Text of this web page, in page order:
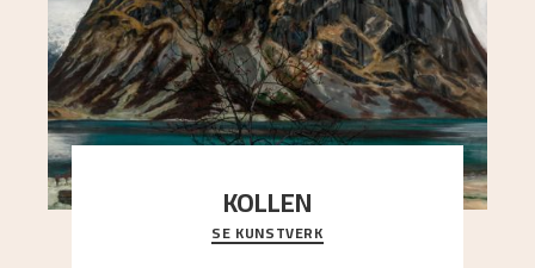
KOLLEN
Et ruvende fjell dominerer bildeflaten, og står i
sterk kontrast til det spinkle rognetreet ute
SE KUNSTVERK